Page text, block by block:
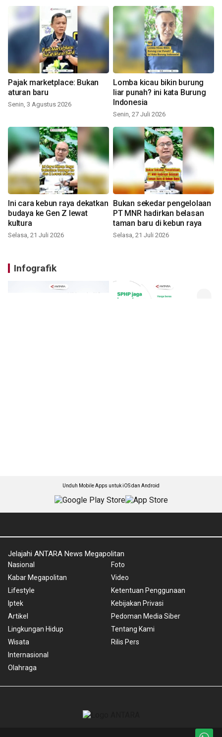
Pajak marketplace: Bukan
aturan baru
Senin, 3 Agustus 2026
Lomba kicau bikin burung
liar punah? ini kata Burung
Indonesia
Senin, 27 Juli 2026
Ini cara kebun raya dekatkan
budaya ke Gen Z lewat
kultura
Selasa, 21 Juli 2026
Bukan sekedar pengelolaan
PT MNR hadirkan belasan
taman baru di kebun raya
Selasa, 21 Juli 2026
Infografik
Unduh Mobile Apps untuk iOS dan Android
Jelajahi ANTARA News Megapolitan
Nasional
Kabar Megapolitan
Lifestyle
Iptek
Artikel
Lingkungan Hidup
Wisata
Internasional
Olahraga
Foto
Video
Ketentuan Penggunaan
Kebijakan Privasi
Pedoman Media Siber
Tentang Kami
Rilis Pers